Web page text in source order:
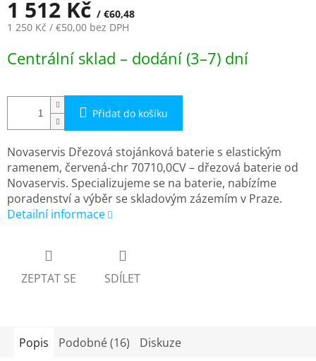
1 512 Kč / €60,48
1 250 Kč / €50,00 bez DPH
cena:
Centrální sklad – dodání (3–7) dní
Přidat do košíku
Novaservis Dřezová stojánková baterie s elastickým
ramenem, červená-chr 70710,0CV – dřezová baterie od
Novaservis. Specializujeme se na baterie, nabízíme
poradenství a výběr se skladovým zázemím v Praze.
Detailní informace
ZEPTAT SE SDÍLET
Popis Podobné (16) Diskuze